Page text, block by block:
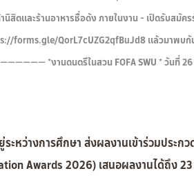
ตและร้านอาหารชื่อดัง ภายในงาน - เปิดรับสมัค
forms.gle/QorL7cUZG2qfBuJd8 แล้วมาพบ
*งานดนตรีในสวน FOFA SWU * วันที่ 26
ะหว่างการศึกษา ส่งผลงานเข้าร่วมประ
Awards 2026) เสนอผลงานได้ถึง